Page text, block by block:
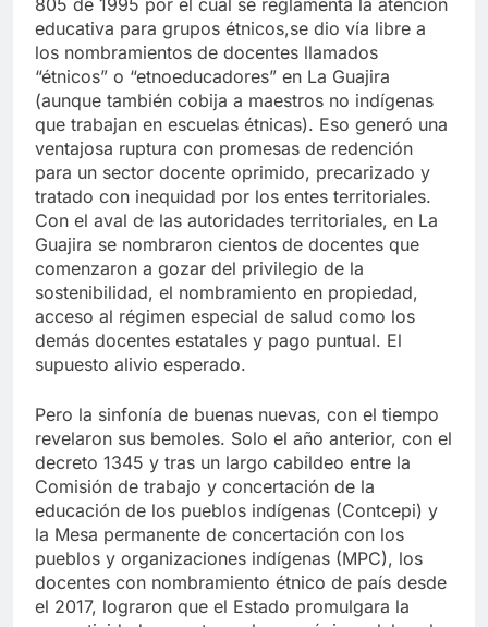
educativa para grupos étnicos,se dio vía libre a
los nombramientos de docentes llamados
“étnicos” o “etnoeducadores” en La Guajira
(aunque también cobija a maestros no indígenas
que trabajan en escuelas étnicas). Eso generó una
ventajosa ruptura con promesas de redención
para un sector docente oprimido, precarizado y
tratado con inequidad por los entes territoriales.
Con el aval de las autoridades territoriales, en La
Guajira se nombraron cientos de docentes que
comenzaron a gozar del privilegio de la
sostenibilidad, el nombramiento en propiedad,
acceso al régimen especial de salud como los
demás docentes estatales y pago puntual. El
supuesto alivio esperado.
Pero la sinfonía de buenas nuevas, con el tiempo
revelaron sus bemoles. Solo el año anterior, con el
decreto 1345 y tras un largo cabildeo entre la
Comisión de trabajo y concertación de la
educación de los pueblos indígenas (Contcepi) y
la Mesa permanente de concertación con los
pueblos y organizaciones indígenas (MPC), los
docentes con nombramiento étnico de país desde
el 2017, lograron que el Estado promulgara la